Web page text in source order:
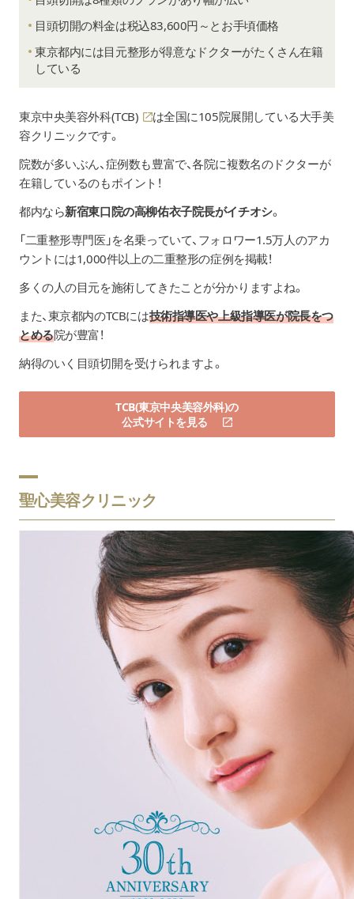
目頭切開の料金は税込83,600円～とお手頃価格
東京都内には目元整形が得意なドクターがたくさん在籍
している
東京中央美容外科(TCB)
は全国に105院展開している大手美
容クリニックです。
院数が多いぶん、症例数も豊富で、各院に複数名のドクターが
在籍しているのもポイント！
都内なら新宿東口院の高柳佑衣子院長がイチオシ。
「二重整形専門医」を名乗っていて、フォロワー1.5万人のアカ
ウントには1,000件以上の二重整形の症例を掲載！
多くの人の目元を施術してきたことが分かりますよね。
また、東京都内のTCBには技術指導医や上級指導医が院長をつ
とめる院が豊富！
納得のいく目頭切開を受けられますよ。
TCB(東京中央美容外科)の
公式サイトを見る
聖心美容クリニック